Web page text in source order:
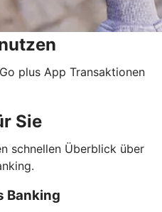
plus App Transaktionen
Sie
schnellen Überblick über
Banking